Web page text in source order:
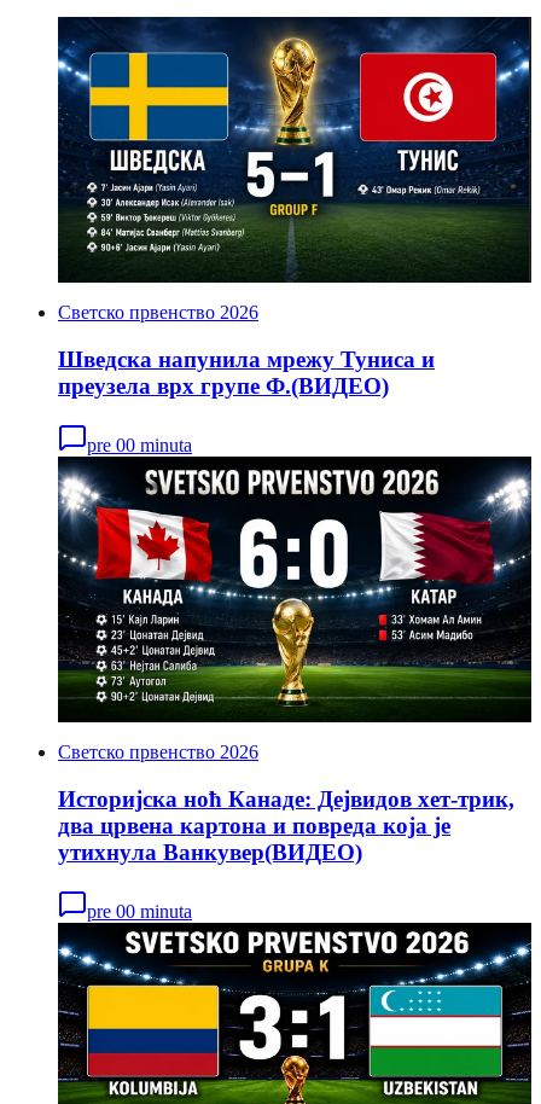
Светско првенство 2026
Шведска напунила мрежу Туниса и
преузела врх групе Ф.(ВИДЕО)
pre 00 minuta
Светско првенство 2026
Историјска ноћ Канаде: Дејвидов хет-трик,
два црвена картона и повреда која је
утихнула Ванкувер(ВИДЕО)
pre 00 minuta